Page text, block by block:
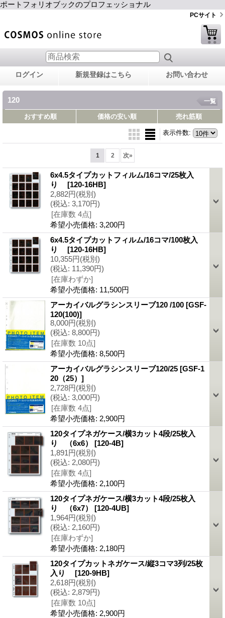
ポートフォリオブックのプロフェッショナル
PCサイト
ログイン 新規登録はこちら お問い合わせ
120 一覧
おすすめ順 価格の安い順 売れ筋順
表示件数:
1 2 次»
6x4.5タイプカットフィルム/16コマ/25枚入
り [120-16HB]
2,882円(税別)
(税込: 3,170円)
[在庫数 4点]
希望小売価格: 3,200円
6x4.5タイプカットフィルム/16コマ/100枚入
り [120-16HB]
10,355円(税別)
(税込: 11,390円)
[在庫わずか]
希望小売価格: 11,500円
アーカイバルグラシンスリーブ120 /100 [GSF-
120(100)]
8,000円(税別)
(税込: 8,800円)
[在庫数 10点]
希望小売価格: 8,500円
アーカイバルグラシンスリーブ120/25 [GSF-1
20（25）]
2,728円(税別)
(税込: 3,000円)
[在庫数 4点]
希望小売価格: 2,900円
120タイプネガケース/横3カット4段/25枚入
り （6x6） [120-4B]
1,891円(税別)
(税込: 2,080円)
[在庫数 4点]
希望小売価格: 2,100円
120タイプネガケース/横3カット4段/25枚入
り （6x7） [120-4UB]
1,964円(税別)
(税込: 2,160円)
[在庫わずか]
希望小売価格: 2,180円
120タイプカットネガケース/縦3コマ3列/25枚
入り [120-9HB]
2,618円(税別)
(税込: 2,879円)
[在庫数 10点]
希望小売価格: 2,900円